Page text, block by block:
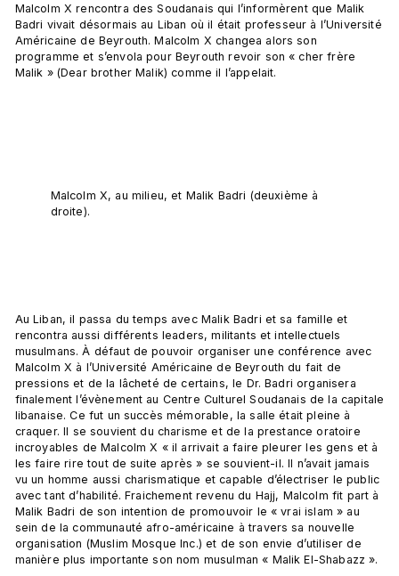
Malcolm X rencontra des Soudanais qui l’informèrent que Malik
Badri vivait désormais au Liban où il était professeur à l’Université
Américaine de Beyrouth. Malcolm X changea alors son
programme et s’envola pour Beyrouth revoir son « cher frère
Malik » (Dear brother Malik) comme il l’appelait.
Malcolm X, au milieu, et Malik Badri (deuxième à
droite).
Au Liban, il passa du temps avec Malik Badri et sa famille et
rencontra aussi différents leaders, militants et intellectuels
musulmans. À défaut de pouvoir organiser une conférence avec
Malcolm X à l’Université Américaine de Beyrouth du fait de
pressions et de la lâcheté de certains, le Dr. Badri organisera
finalement l’évènement au Centre Culturel Soudanais de la capitale
libanaise. Ce fut un succès mémorable, la salle était pleine à
craquer. Il se souvient du charisme et de la prestance oratoire
incroyables de Malcolm X « il arrivait a faire pleurer les gens et à
les faire rire tout de suite après » se souvient-il. Il n’avait jamais
vu un homme aussi charismatique et capable d’électriser le public
avec tant d’habilité. Fraichement revenu du Hajj, Malcolm fit part à
Malik Badri de son intention de promouvoir le « vrai islam » au
sein de la communauté afro-américaine à travers sa nouvelle
organisation (Muslim Mosque Inc.) et de son envie d’utiliser de
manière plus importante son nom musulman « Malik El-Shabazz ».